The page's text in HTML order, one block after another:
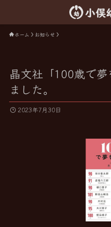
ホーム お知らせ
晶文社「100歳で
ました。
2023年7月30日